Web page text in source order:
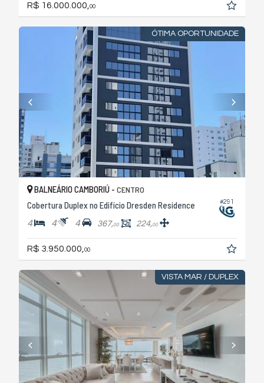
R$ 16.000.000,00
ÓTIMA OPORTUNIDADE
#291
BALNEÁRIO CAMBORIÚ - CENTRO
Cobertura Duplex no Edifício Dresden Residence
4 4 4 367,00 224,00
R$ 3.950.000, 00
VISTA MAR / DUPLEX